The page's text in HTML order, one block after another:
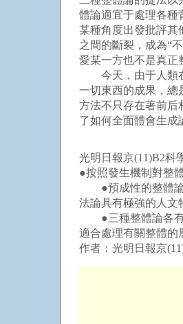
體論適宜于處理各種
某種角度出發批評其
之間的斷裂，成為“
愛某一方也不是真正
今天，由于人類在
一切東西的成果，總
方法不只存在著前后
了如何全面體會生成
光明日報京(11)B2科
●按照發生機制對整
●預成性的整體論
法論具有極強的人文
●三種整體論各有
適合處理有關整體的
作者：光明日報京